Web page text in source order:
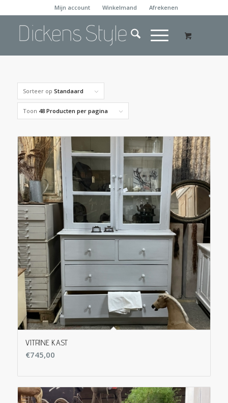
Mijn account Winkelmand Afrekenen
Sorteer op Standaard
Toon 48 Producten per pagina
VITRINE KAST
€745,00